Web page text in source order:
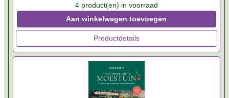
4 product(en) in voorraad
Aan winkelwagen toevoegen
Productdetails